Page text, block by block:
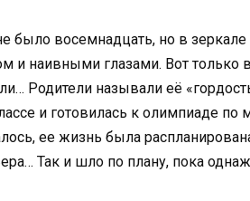
было восемнадцать, но в
и наивными глазами. Вот только
Родители называли её
и готовилась к олимпиаде по
ее жизнь была
Так и шло по плану, пока